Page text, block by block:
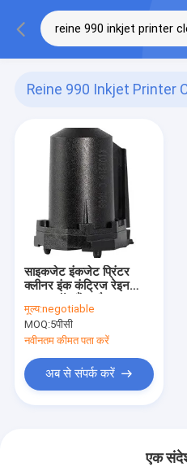
Reine 990 Inkjet Printer
साइकजेट इंकजेट प्रिंटर
क्लीनर इंक कंट्रिज रेइन
मूल्य:negotiable
MOQ:5पीसी
नवीनतम कीमत पता करें
अब से संपर्क करें
एक